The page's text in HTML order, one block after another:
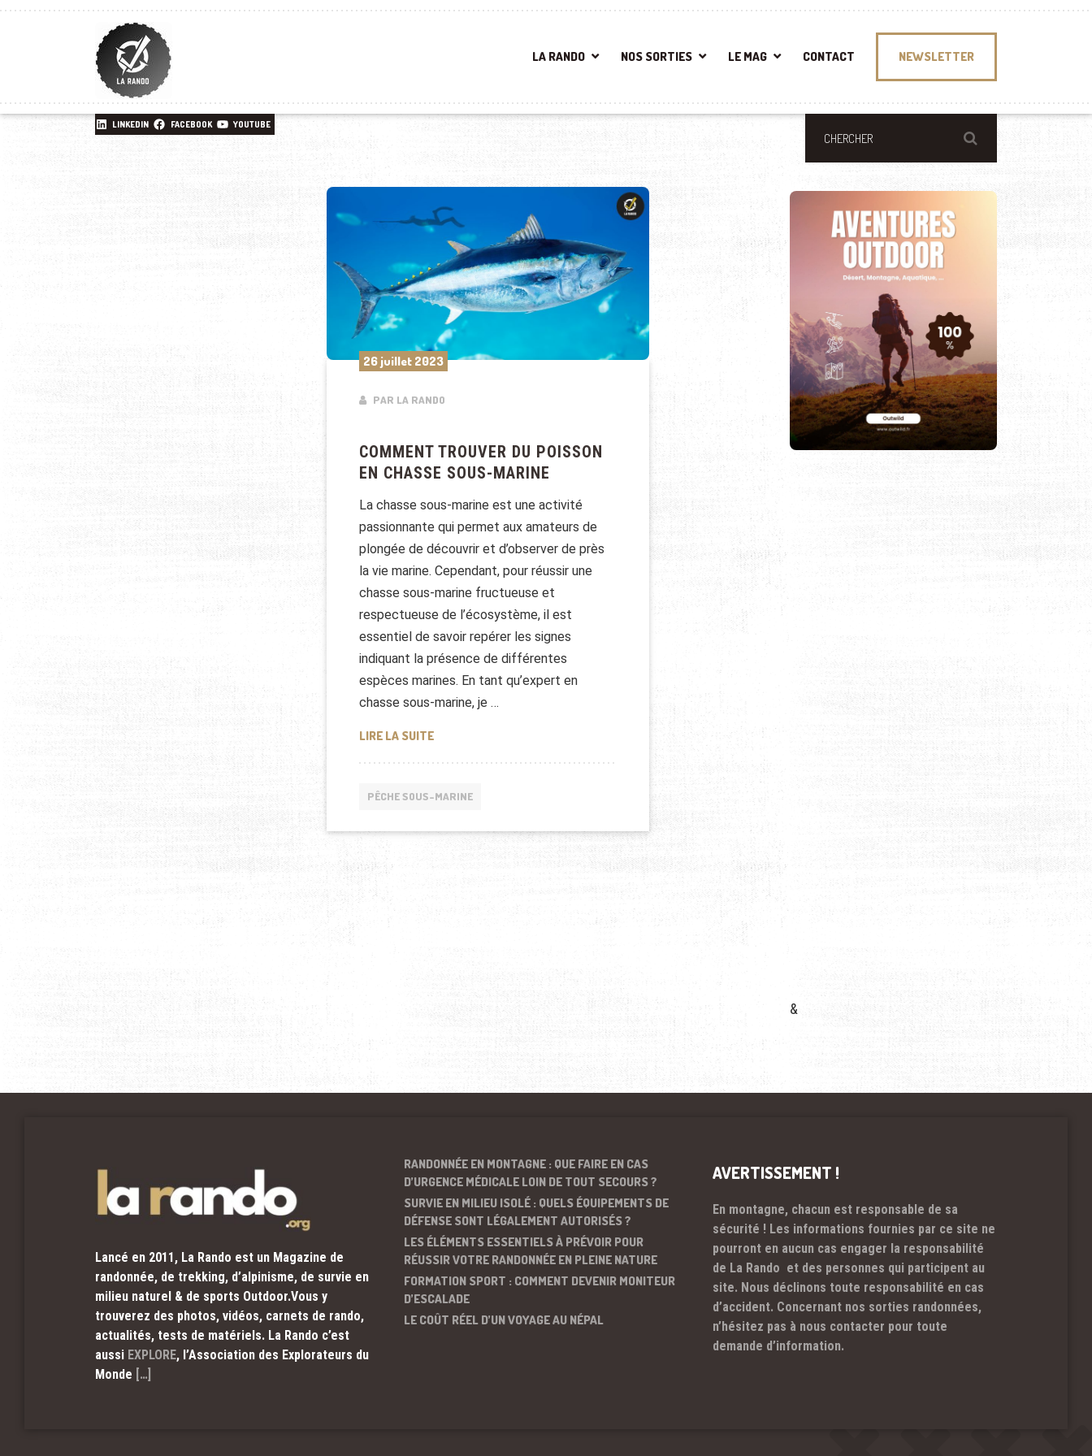
LA RANDO NOS SORTIES LE MAG CONTACT NEWSLETTER
LINKEDIN FACEBOOK YOUTUBE
26 juillet 2023
PAR LA RANDO
COMMENT TROUVER DU POISSON
EN CHASSE SOUS-MARINE
La chasse sous-marine est une activité
passionnante qui permet aux amateurs de
plongée de découvrir et d’observer de près
la vie marine. Cependant, pour réussir une
chasse sous-marine fructueuse et
respectueuse de l’écosystème, il est
essentiel de savoir repérer les signes
indiquant la présence de différentes
espèces marines. En tant qu’expert en
chasse sous-marine, je …
LIRE LA SUITECOMMENT TROUVER DU POISSON EN CHASSE SOUS-MARINE
PÊCHE SOUS-MARINE
&
Lancé en 2011, La Rando est un Magazine de
randonnée, de trekking, d’alpinisme, de survie en
milieu naturel & de sports Outdoor.Vous y
trouverez des photos, vidéos, carnets de rando,
actualités, tests de matériels. La Rando c’est
aussi EXPLORE, l’Association des Explorateurs du
Monde […]
RANDONNÉE EN MONTAGNE : QUE FAIRE EN CAS
D’URGENCE MÉDICALE LOIN DE TOUT SECOURS ?
SURVIE EN MILIEU ISOLÉ : QUELS ÉQUIPEMENTS DE
DÉFENSE SONT LÉGALEMENT AUTORISÉS ?
LES ÉLÉMENTS ESSENTIELS À PRÉVOIR POUR
RÉUSSIR VOTRE RANDONNÉE EN PLEINE NATURE
FORMATION SPORT : COMMENT DEVENIR MONITEUR
D’ESCALADE
LE COÛT RÉEL D’UN VOYAGE AU NÉPAL
AVERTISSEMENT !
En montagne, chacun est responsable de sa
sécurité ! Les informations fournies par ce site ne
pourront en aucun cas engager la responsabilité
de La Rando et des personnes qui participent au
site. Nous déclinons toute responsabilité en cas
d’accident. Concernant nos sorties randonnées,
n’hésitez pas à nous contacter pour toute
demande d’information.